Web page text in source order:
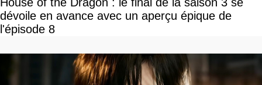
dévoile en avance avec un aperçu épique de
l'épisode 8